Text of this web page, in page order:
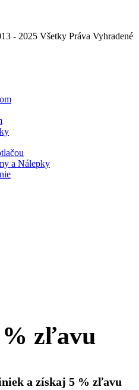
- 2025 Všetky Práva Vyhradené
a Nálepky
zľavu
a získaj 5 % zľavu